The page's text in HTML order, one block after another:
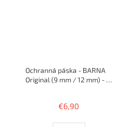
Ochranná páska - BARNA
Original (9 mm / 12 mm) - 5
€6,90